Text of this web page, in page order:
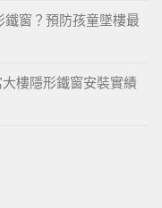
窗？預防孩童墜樓最
樓隱形鐵窗安裝實績